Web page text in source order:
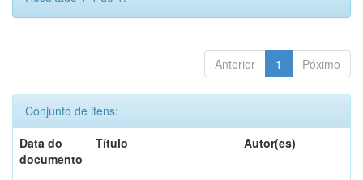
Anterior 1 Póximo
Conjunto de itens:
Data do
documento
Título Autor(es)